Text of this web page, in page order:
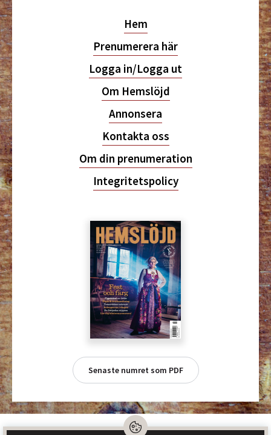
Hem
Prenumerera här
Logga in/Logga ut
Om Hemslöjd
Annonsera
Kontakta oss
Om din prenumeration
Integritetspolicy
Senaste numret som PDF